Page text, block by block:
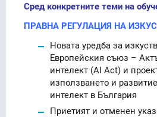
Сред конкретните теми на
ПРАВНА РЕГУЛАЦИЯ НА
Новата уредба за
Европейския съюз –
интелект (AI Act) и
използването и
интелект в България
Приетият и отменен